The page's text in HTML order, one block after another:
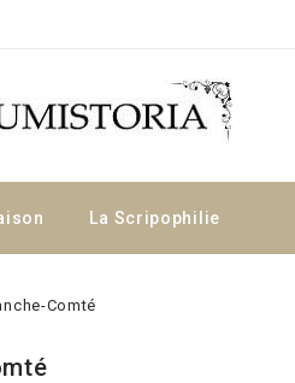
La Scripophilie
Comté